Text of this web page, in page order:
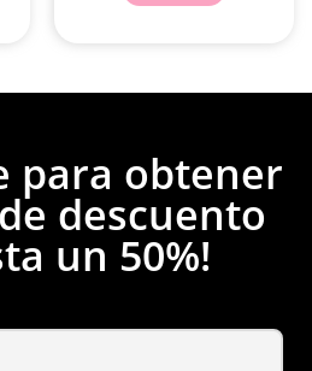
para obtener
descuento
un 50%!